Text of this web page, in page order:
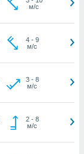
м/с
4- 9
м/с
3- 8
м/с
2- 8
м/с